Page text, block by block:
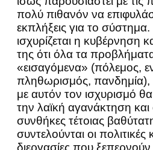
πολύ πιθανόν να
εκπλήξεις για το
ισχυρίζεται η κυβέρνηση
της ότι όλα τα προβλήματα
«εισαγόμενα» (πόλεμος,
πληθωρισμός, πανδημία),
με αυτόν τον ισχυρισμό
την λαϊκή αγανάκτηση
συνθήκες τέτοιας
συντελούνται οι πολιτικές